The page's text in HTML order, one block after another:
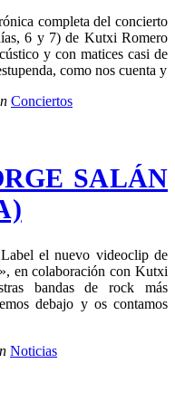
completa del concierto
6 y 7) de Kutxi Romero
y con matices casi de
como nos cuenta y
Conciertos
SALÁN
el nuevo videoclip de
en colaboración con Kutxi
bandas de rock más
debajo y os contamos
Noticias